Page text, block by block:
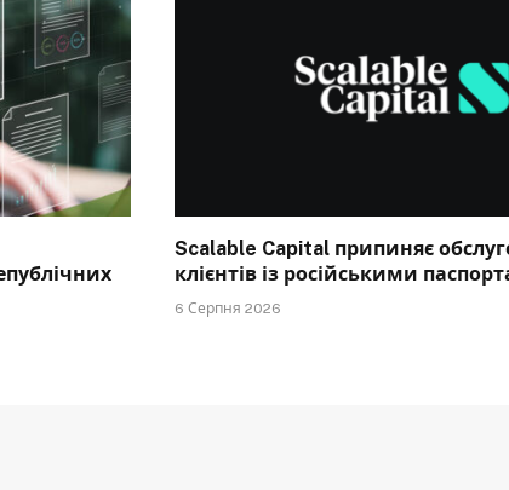
Scalable Capital припиняє
клієнтів із російськими
6 Серпня 2026